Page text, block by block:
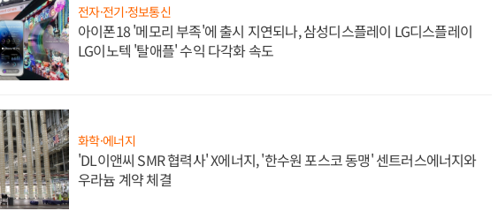
전자·전기·정보통신
아이폰18 '메모리 부족'에 출시 지연되나, 삼성디스플레이 LG디스플레이
LG이노텍 '탈애플' 수익 다각화 속도
화학·에너지
'DL이앤씨 SMR 협력사' X에너지, '한수원 포스코 동맹' 센트러스에너지와
우라늄 계약 체결